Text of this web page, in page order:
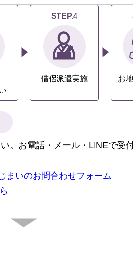
STEP.4
僧侶派遣実施 お
。お電話・メール・LINEで受
まいのお問合わせフォーム